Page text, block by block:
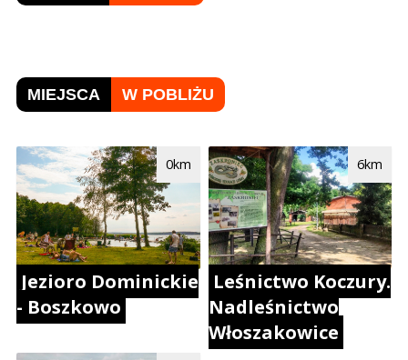
MIEJSCA W POBLIŻU
Jezioro Dominickie
- Boszkowo
0km
Leśnictwo Koczury.
Nadleśnictwo
Włoszakowice
6km